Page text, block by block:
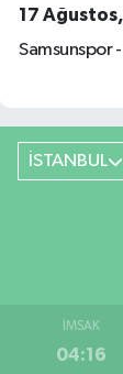
17
Samsunspor
İSTANBUL
İMSAK
04:16